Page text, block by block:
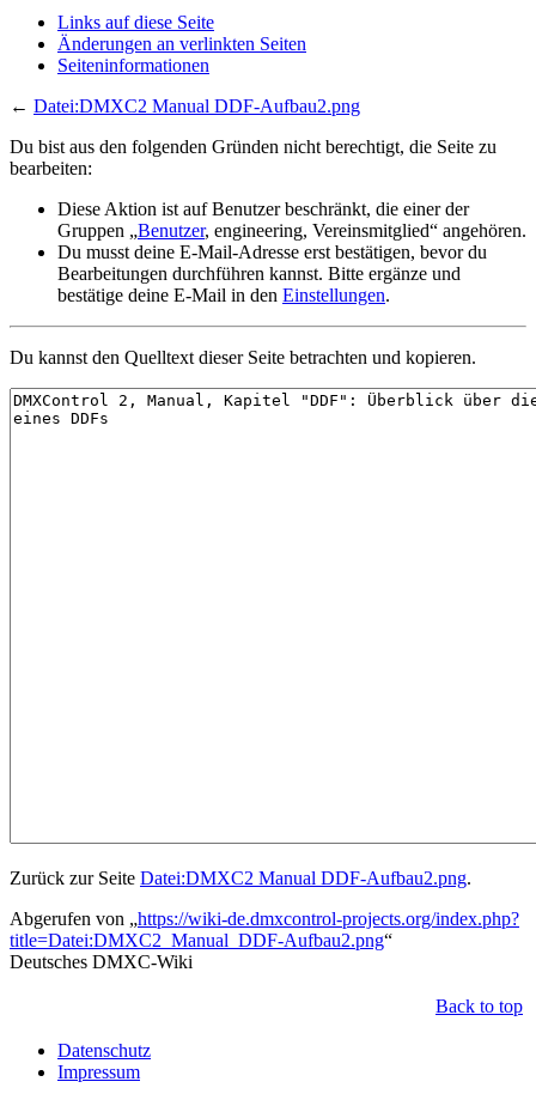
Links auf diese Seite
Änderungen an verlinkten Seiten
Seiten­­informationen
← Datei:DMXC2 Manual DDF-Aufbau2.png
Du bist aus den folgenden Gründen nicht berechtigt, die Seite zu
bearbeiten:
Diese Aktion ist auf Benutzer beschränkt, die einer der
Gruppen „Benutzer, engineering, Vereinsmitglied“ angehören.
Du musst deine E-Mail-Adresse erst bestätigen, bevor du
Bearbeitungen durchführen kannst. Bitte ergänze und
bestätige deine E-Mail in den Einstellungen.
Du kannst den Quelltext dieser Seite betrachten und kopieren.
Zurück zur Seite Datei:DMXC2 Manual DDF-Aufbau2.png.
Abgerufen von „https://wiki-de.dmxcontrol-projects.org/index.php?
title=Datei:DMXC2_Manual_DDF-Aufbau2.png“
Deutsches DMXC-Wiki
Back to top
Datenschutz
Impressum